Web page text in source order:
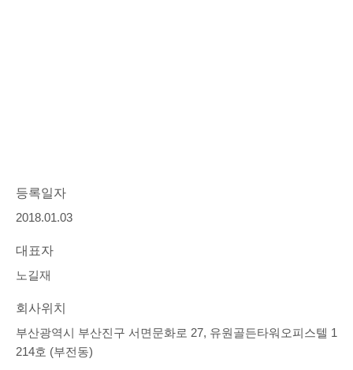
등록일자
2018.01.03
대표자
노길재
회사위치
부산광역시 부산진구 서면문화로 27, 유원골든타워오피스텔 1
214호 (부전동)